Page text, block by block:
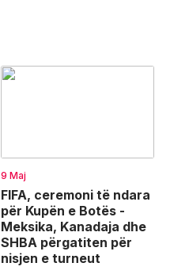
9 Maj
FIFA, ceremoni të ndara
për Kupën e Botës -
Meksika, Kanadaja dhe
SHBA përgatiten për
nisjen e turneut